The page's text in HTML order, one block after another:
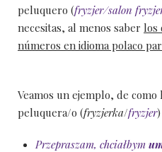
peluquero (fryzjer/salon
necesitas, al menos saber los
números en idioma polaco
Veamos un ejemplo, de como
peluquera/o (fryzjerka/fryzjer
Przepraszam, chciałbym